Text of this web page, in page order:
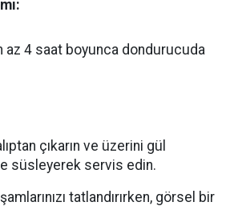
az 4 saat boyunca dondurucuda
çıkarın ve üzerini gül
süsleyerek servis edin.
tatlandırırken, görsel bir